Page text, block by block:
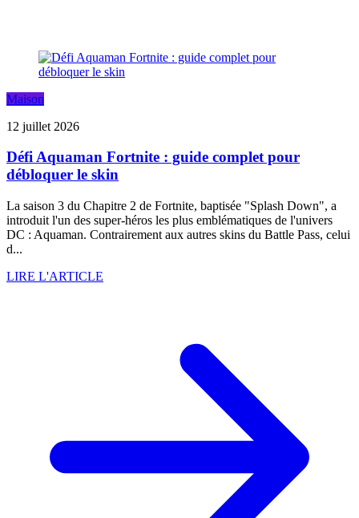
Maison
12 juillet 2026
Défi Aquaman Fortnite : guide complet pour
débloquer le skin
La saison 3 du Chapitre 2 de Fortnite, baptisée "Splash Down", a
introduit l'un des super-héros les plus emblématiques de l'univers
DC : Aquaman. Contrairement aux autres skins du Battle Pass, celui
d...
LIRE L'ARTICLE